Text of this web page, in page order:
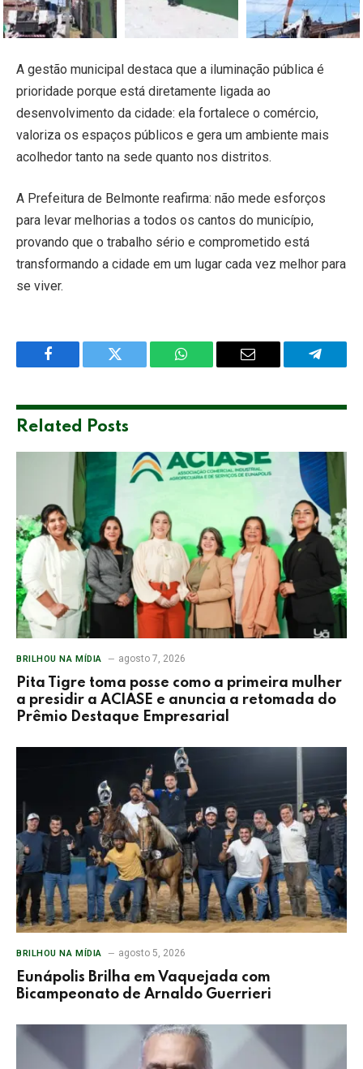
A gestão municipal destaca que a iluminação pública é
prioridade porque está diretamente ligada ao
desenvolvimento da cidade: ela fortalece o comércio,
valoriza os espaços públicos e gera um ambiente mais
acolhedor tanto na sede quanto nos distritos.
A Prefeitura de Belmonte reafirma: não mede esforços
para levar melhorias a todos os cantos do município,
provando que o trabalho sério e comprometido está
transformando a cidade em um lugar cada vez melhor para
se viver.
Facebook Twitter WhatsApp Email
Related Posts
BRILHOU NA MÍDIA agosto 7, 2026
Pita Tigre toma posse como a primeira mulher
a presidir a ACIASE e anuncia a retomada do
Prêmio Destaque Empresarial
BRILHOU NA MÍDIA agosto 5, 2026
Eunápolis Brilha em Vaquejada com
Bicampeonato de Arnaldo Guerrieri